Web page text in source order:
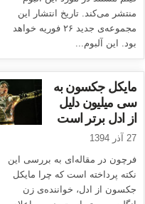
منتشر می‌کند. تاریخ انتشار این
مجموعه‌ی جدید ۲۶ فوریه خواهد
بود. این آلبوم...
مایکل جکسون به
سی میلیون دلیل
از ادل برتر است
27 آذر 1394
فرچون در مقاله‌ای به بررسی این
نکته پرداخته است که چرا مایکل
جکسون از ادل، خواننده‌ی زن